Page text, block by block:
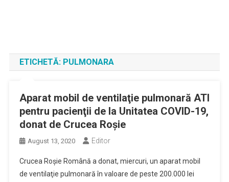
ETICHETĂ: PULMONARA
Aparat mobil de ventilaţie pulmonară ATI
pentru pacienţii de la Unitatea COVID-19,
donat de Crucea Roşie
August 13, 2020 Editor
Crucea Roşie Română a donat, miercuri, un aparat mobil
de ventilaţie pulmonară în valoare de peste 200.000 lei